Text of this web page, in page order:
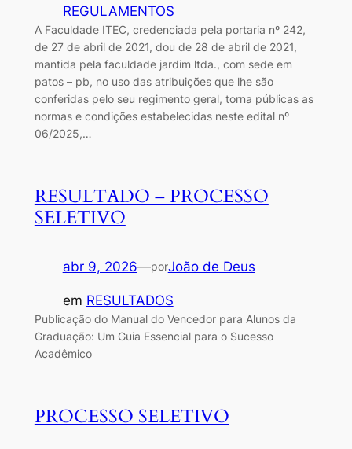
REGULAMENTOS
A Faculdade ITEC, credenciada pela portaria nº 242,
de 27 de abril de 2021, dou de 28 de abril de 2021,
mantida pela faculdade jardim ltda., com sede em
patos – pb, no uso das atribuições que lhe são
conferidas pelo seu regimento geral, torna públicas as
normas e condições estabelecidas neste edital nº
06/2025,…
RESULTADO – PROCESSO
SELETIVO
abr 9, 2026—porJoão de Deus
em RESULTADOS
Publicação do Manual do Vencedor para Alunos da
Graduação: Um Guia Essencial para o Sucesso
Acadêmico
PROCESSO SELETIVO